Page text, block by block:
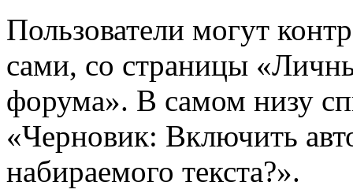
Пользователи могут
сами, со страницы
форума». В самом низу
«Черновик: Включить
набираемого текста?».